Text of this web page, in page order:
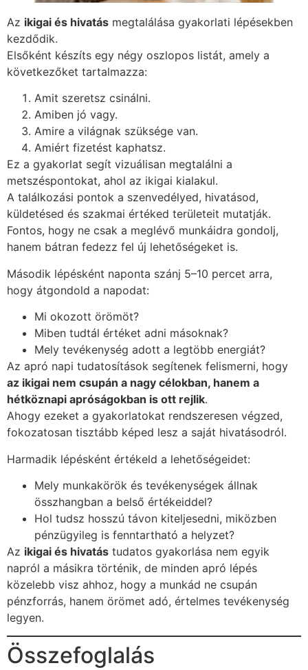
Az ikigai és hivatás megtalálása gyakorlati lépésekben
kezdődik.
Elsőként készíts egy négy oszlopos listát, amely a
következőket tartalmazza:
Amit szeretsz csinálni.
Amiben jó vagy.
Amire a világnak szüksége van.
Amiért fizetést kaphatsz.
Ez a gyakorlat segít vizuálisan megtalálni a
metszéspontokat, ahol az ikigai kialakul.
A találkozási pontok a szenvedélyed, hivatásod,
küldetésed és szakmai értéked területeit mutatják.
Fontos, hogy ne csak a meglévő munkáidra gondolj,
hanem bátran fedezz fel új lehetőségeket is.
Második lépésként naponta szánj 5–10 percet arra,
hogy átgondold a napodat:
Mi okozott örömöt?
Miben tudtál értéket adni másoknak?
Mely tevékenység adott a legtöbb energiát?
Az apró napi tudatosítások segítenek felismerni, hogy
az ikigai nem csupán a nagy célokban, hanem a
hétköznapi apróságokban is ott rejlik.
Ahogy ezeket a gyakorlatokat rendszeresen végzed,
fokozatosan tisztább képed lesz a saját hivatásodról.
Harmadik lépésként értékeld a lehetőségeidet:
Mely munkakörök és tevékenységek állnak
összhangban a belső értékeiddel?
Hol tudsz hosszú távon kiteljesedni, miközben
pénzügyileg is fenntartható a helyzet?
Az ikigai és hivatás tudatos gyakorlása nem egyik
napról a másikra történik, de minden apró lépés
közelebb visz ahhoz, hogy a munkád ne csupán
pénzforrás, hanem örömet adó, értelmes tevékenység
legyen.
Összefoglalás